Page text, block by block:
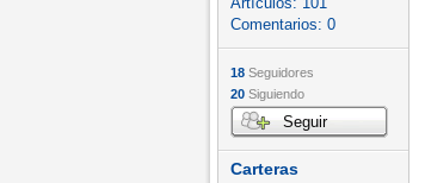
Comentarios: 0
18 Seguidores
20 Siguiendo
Seguir
Carteras